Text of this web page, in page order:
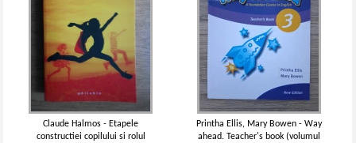
Claude Halmos - Etapele
constructiei copilului si rolul
Printha Ellis, Mary Bowen - Way
ahead. Teacher's book (volumul